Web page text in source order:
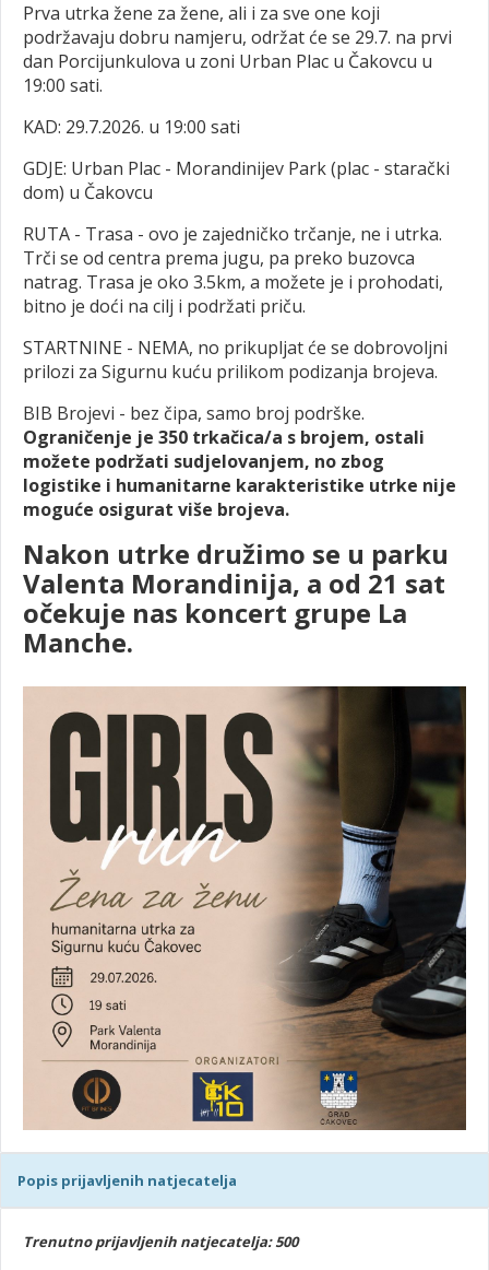
Prva utrka žene za žene, ali i za sve one koji
podržavaju dobru namjeru, održat će se 29.7. na prvi
dan Porcijunkulova u zoni Urban Plac u Čakovcu u
19:00 sati.
KAD: 29.7.2026. u 19:00 sati
GDJE: Urban Plac - Morandinijev Park (plac - starački
dom) u Čakovcu
RUTA - Trasa - ovo je zajedničko trčanje, ne i utrka.
Trči se od centra prema jugu, pa preko buzovca
natrag. Trasa je oko 3.5km, a možete je i prohodati,
bitno je doći na cilj i podržati priču.
STARTNINE - NEMA, no prikupljat će se dobrovoljni
prilozi za Sigurnu kuću prilikom podizanja brojeva.
BIB Brojevi - bez čipa, samo broj podrške.
Ograničenje je 350 trkačica/a s brojem, ostali
možete podržati sudjelovanjem, no zbog
logistike i humanitarne karakteristike utrke nije
moguće osigurat više brojeva.
Nakon utrke družimo se u parku
Valenta Morandinija, a od 21 sat
očekuje nas koncert grupe La
Manche.
Popis prijavljenih natjecatelja
Trenutno prijavljenih natjecatelja: 500